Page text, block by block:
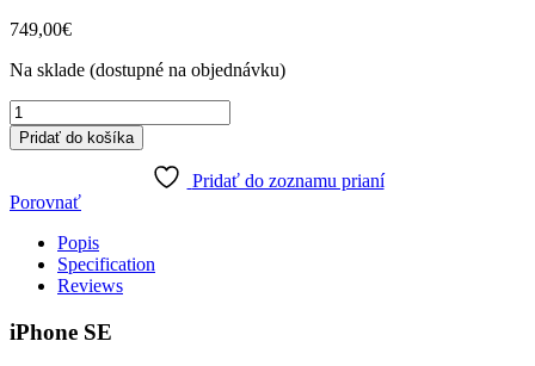
749,00€
Na sklade (dostupné na objednávku)
iPhone
SE
256GB
2022
quantity
Pridať do košíka
Pridať do zoznamu prianí
Porovnať
Popis
Specification
Reviews
iPhone SE